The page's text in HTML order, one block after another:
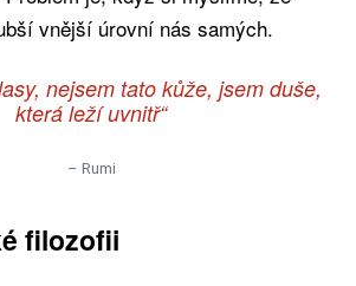
vnější úrovní nás samých.
nejsem tato kůže, jsem duše,
která leží uvnitř“
– Rumi
filozofii